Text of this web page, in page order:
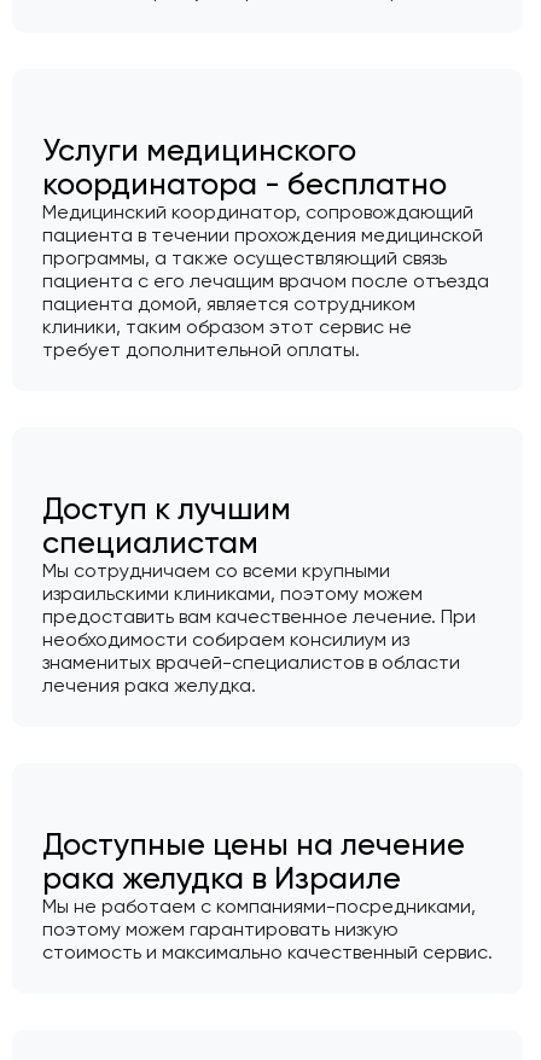
Услуги медицинского
координатора - бесплатно
Медицинский координатор, сопровождающий
пациента в течении прохождения медицинской
программы, а также осуществляющий связь
пациента с его лечащим врачом после отъезда
пациента домой, является сотрудником
клиники, таким образом этот сервис не
требует дополнительной оплаты.
Доступ к лучшим
специалистам
Мы сотрудничаем со всеми крупными
израильскими клиниками, поэтому можем
предоставить вам качественное лечение. При
необходимости собираем консилиум из
знаменитых врачей-специалистов в области
лечения рака желудка.
Доступные цены на лечение
рака желудка в Израиле
Мы не работаем с компаниями-посредниками,
поэтому можем гарантировать низкую
стоимость и максимально качественный сервис.